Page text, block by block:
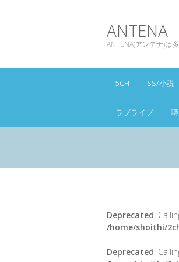
ANTENA
ANTENA(アンテナ)は
5CH SS/小説
ラブライブ
Deprecated:
/home/shoithi/
Deprecated: